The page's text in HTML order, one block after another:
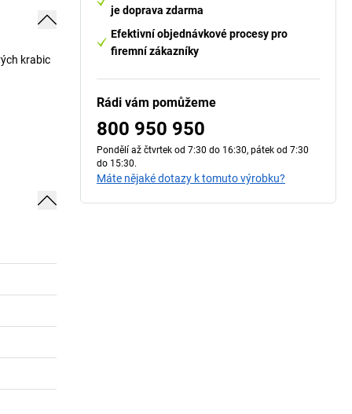
krabic
je doprava zdarma
Efektivní objednávkové procesy pro
firemní zákazníky
Rádi vám pomůžeme
800 950 950
Pondělí až čtvrtek od 7:30 do 16:30, pátek od 7:30
do 15:30.
Máte nějaké dotazy k tomuto výrobku?